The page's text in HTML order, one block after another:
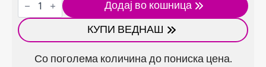
одвртувач
во
сет
количина
Додај во кошница
КУПИ ВЕДНАШ
Со поголема количина до пониска цена.